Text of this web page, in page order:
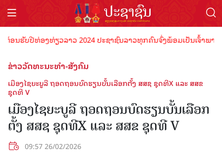
ຮັບປີທ່ອງທ່ຽວລາວ 2024 ປະຊາຊົນລາວທຸກຄົນຈົ່ງພ້ອມເປັນເຈົ້າພາບ
ຂ່າວວັດທະນະທຳ-ສັງຄົມ
ເມືອງໄຊຍະບູລີ ຖອດຖອນບົດຮຽນບັ້ນເລືອກຕັ້ງ ສສຊ ຊຸດທີX ແລະ ສສຂ
ຊຸດທີ V
ເມືອງໄຊຍະບູລີ ຖອດຖອນບົດຮຽນບັ້ນເລືອກ
ຕັ້ງ ສສຊ ຊຸດທີX ແລະ ສສຂ ຊຸດທີ V
09:57 26/02/2026